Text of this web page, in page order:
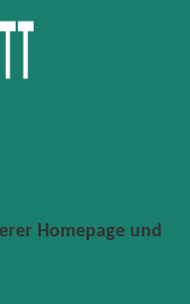
Homepage und